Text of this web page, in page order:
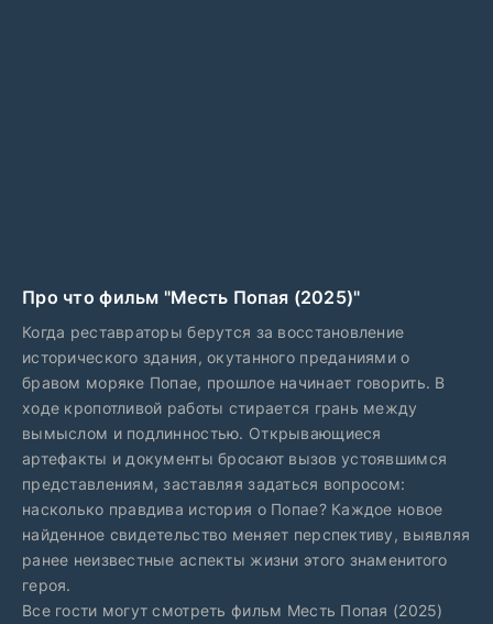
Про что фильм "Месть Попая (2025)"
Когда реставраторы берутся за восстановление
исторического здания, окутанного преданиями о
бравом моряке Попае, прошлое начинает говорить. В
ходе кропотливой работы стирается грань между
вымыслом и подлинностью. Открывающиеся
артефакты и документы бросают вызов устоявшимся
представлениям, заставляя задаться вопросом:
насколько правдива история о Попае? Каждое новое
найденное свидетельство меняет перспективу, выявляя
ранее неизвестные аспекты жизни этого знаменитого
героя.
Все гости могут смотреть фильм Месть Попая (2025)